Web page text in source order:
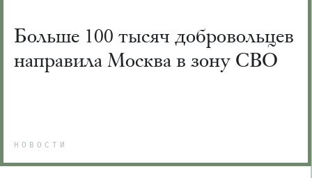
Больше 100 тысяч добровольцев
направила Москва в зону СВО
НОВОСТИ